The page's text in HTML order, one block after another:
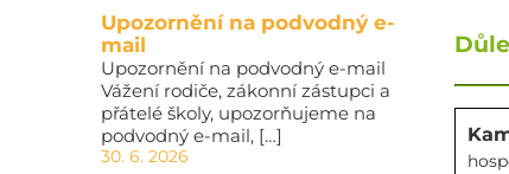
Upozornění na podvodný e-
mail
Upozornění na podvodný e-mail
Vážení rodiče, zákonní zástupci a
přátelé školy, upozorňujeme na
podvodný e-mail, […]
30. 6. 2026